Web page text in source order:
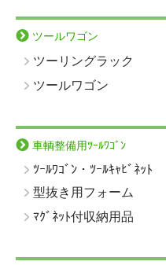
ツールワゴン
ツーリングラック
ツールワゴン
車輌整備用ﾂｰﾙﾜｺﾞﾝ
ﾂｰﾙﾜｺﾞﾝ・ﾂｰﾙｷｬﾋﾞﾈｯﾄ
型抜き用フォーム
ﾏｸﾞﾈｯﾄ付収納用品